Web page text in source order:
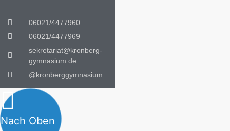
06021/4477960
06021/4477969
sekretariat@kronberg-
gymnasium.de
@kronberggymnasium
Nach Oben